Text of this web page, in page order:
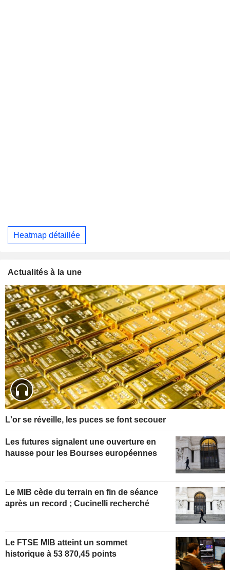
Heatmap détaillée
Actualités à la une
L'or se réveille, les puces se font secouer
Les futures signalent une ouverture en
hausse pour les Bourses européennes
Le MIB cède du terrain en fin de séance
après un record ; Cucinelli recherché
Le FTSE MIB atteint un sommet
historique à 53 870,45 points